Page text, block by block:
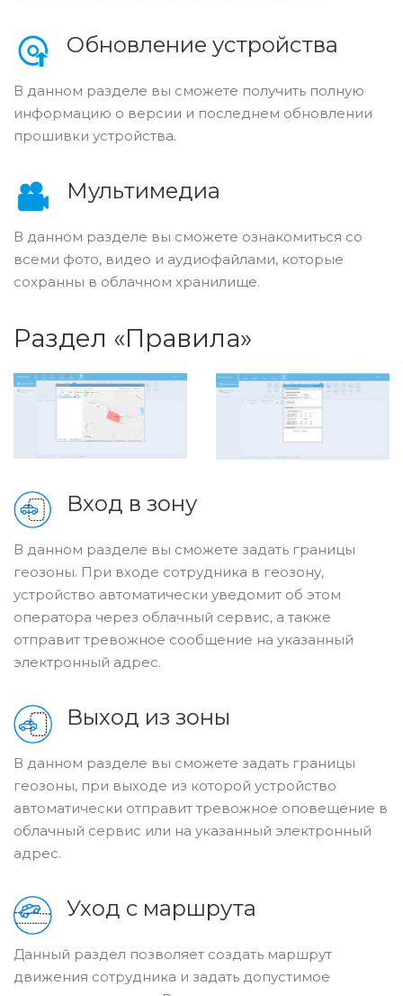
Обновление устройства
В данном разделе вы сможете получить полную
информацию о версии и последнем обновлении
прошивки устройства.
Мультимедиа
В данном разделе вы сможете ознакомиться со
всеми фото, видео и аудиофайлами, которые
сохранны в облачном хранилище.
Раздел «Правила»
Вход в зону
В данном разделе вы сможете задать границы
геозоны. При входе сотрудника в геозону,
устройство автоматически уведомит об этом
оператора через облачный сервис, а также
отправит тревожное сообщение на указанный
электронный адрес.
Выход из зоны
В данном разделе вы сможете задать границы
геозоны, при выходе из которой устройство
автоматически отправит тревожное оповещение в
облачный сервис или на указанный электронный
адрес.
Уход с маршрута
Данный раздел позволяет создать маршрут
движения сотрудника и задать допустимое